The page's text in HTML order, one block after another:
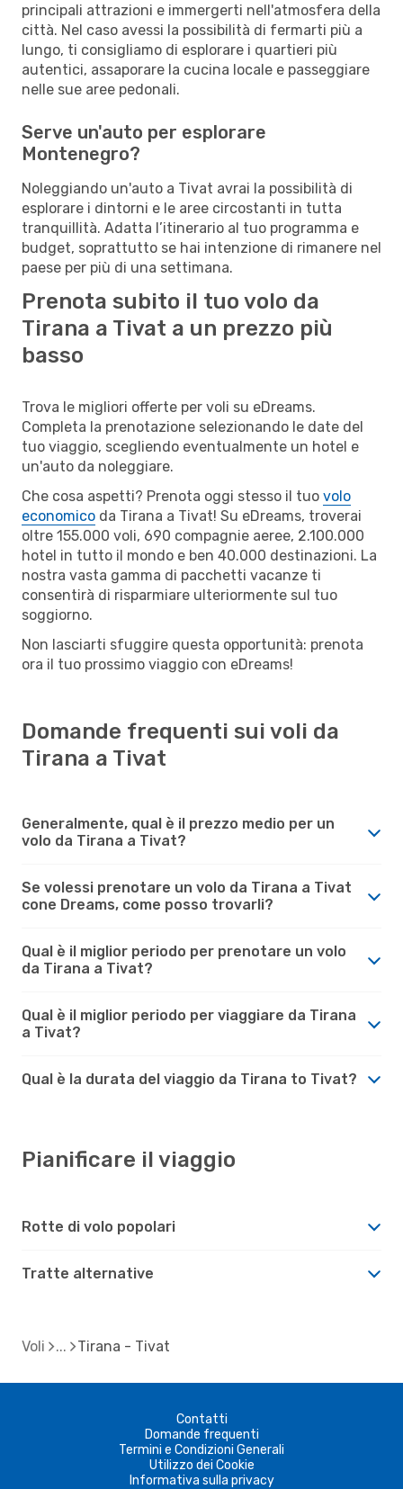
principali attrazioni e immergerti nell'atmosfera della
città. Nel caso avessi la possibilità di fermarti più a
lungo, ti consigliamo di esplorare i quartieri più
autentici, assaporare la cucina locale e passeggiare
nelle sue aree pedonali.
Serve un'auto per esplorare
Montenegro?
Noleggiando un'auto a Tivat avrai la possibilità di
esplorare i dintorni e le aree circostanti in tutta
tranquillità. Adatta l’itinerario al tuo programma e
budget, soprattutto se hai intenzione di rimanere nel
paese per più di una settimana.
Prenota subito il tuo volo da
Tirana a Tivat a un prezzo più
basso
Trova le migliori offerte per voli su eDreams.
Completa la prenotazione selezionando le date del
tuo viaggio, scegliendo eventualmente un hotel e
un'auto da noleggiare.
Che cosa aspetti? Prenota oggi stesso il tuo volo
economico da Tirana a Tivat! Su eDreams, troverai
oltre 155.000 voli, 690 compagnie aeree, 2.100.000
hotel in tutto il mondo e ben 40.000 destinazioni. La
nostra vasta gamma di pacchetti vacanze ti
consentirà di risparmiare ulteriormente sul tuo
soggiorno.
Non lasciarti sfuggire questa opportunità: prenota
ora il tuo prossimo viaggio con eDreams!
Domande frequenti sui voli da
Tirana a Tivat
Generalmente, qual è il prezzo medio per un
volo da Tirana a Tivat?
Se volessi prenotare un volo da Tirana a Tivat
cone Dreams, come posso trovarli?
Qual è il miglior periodo per prenotare un volo
da Tirana a Tivat?
Qual è il miglior periodo per viaggiare da Tirana
a Tivat?
Qual è la durata del viaggio da Tirana to Tivat?
Pianificare il viaggio
Rotte di volo popolari
Tratte alternative
Voli Tirana - Tivat
Contatti
Domande frequenti
Termini e Condizioni Generali
Utilizzo dei Cookie
Informativa sulla privacy